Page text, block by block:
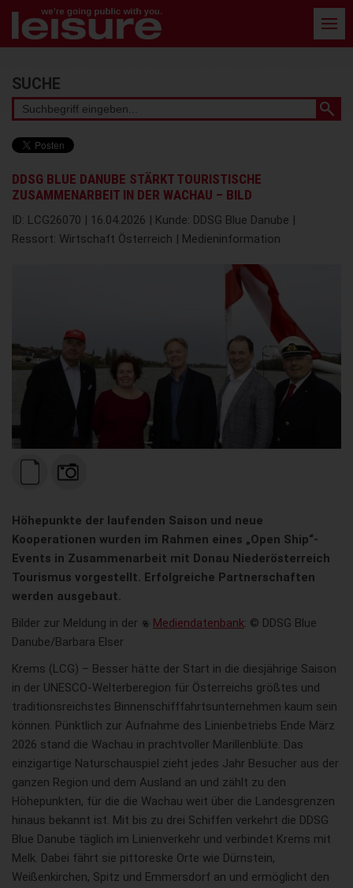
Barrierefreie
Bedienung
der
Stichwortsuche
SUCHE
DDSG BLUE DANUBE STÄRKT TOURISTISCHE
ZUSAMMENARBEIT IN DER WACHAU – BILD
ID: LCG26070 | 16.04.2026 | Kunde: DDSG Blue Danube |
Ressort: Wirtschaft Österreich | Medieninformation
Höhepunkte der laufenden Saison und neue
Kooperationen wurden im Rahmen eines „Open Ship“-
Events in Zusammenarbeit mit Donau Niederösterreich
Tourismus vorgestellt. Erfolgreiche Partnerschaften
werden ausgebaut.
Bilder zur Meldung in der
Mediendatenbank: © DDSG Blue
Danube/Barbara Elser
Krems (LCG) – Besser hätte der Start in die diesjährige Saison
in der UNESCO-Welterberegion für Österreichs größtes und
traditionsreichstes Binnenschifffahrtsunternehmen kaum sein
können. Pünktlich zur Aufnahme des Linienbetriebs Ende März
2026 stand die Wachau in prachtvoller Marillenblüte. Das
einzigartige Naturschauspiel zieht jedes Jahr Besucher aus der
ganzen Region und dem Ausland an und zählt zu den
Höhepunkten, für die die Wachau weit über die Landesgrenzen
hinaus bekannt ist. Mit bis zu drei Schiffen verkehrt die DDSG
Blue Danube täglich im Linienverkehr und verbindet Krems mit
Melk. Dabei fährt sie pittoreske Orte wie Dürnstein,
Weißenkirchen, Spitz und Emmersdorf an und ermöglicht den